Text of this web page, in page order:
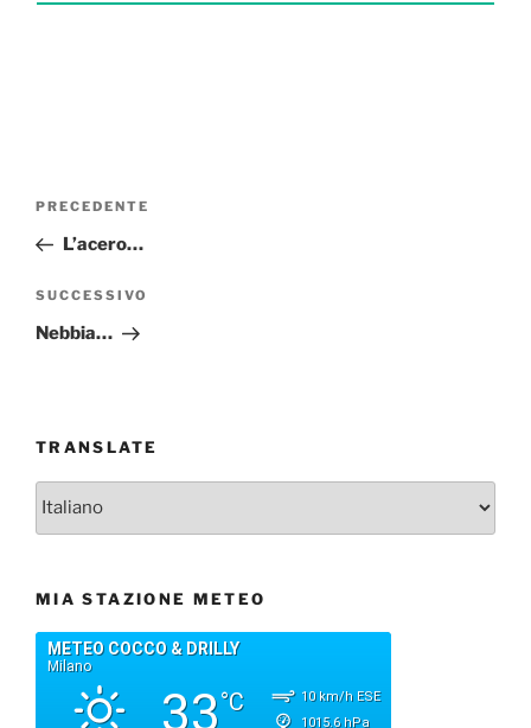
Navigazione
Articolo
precedente:
PRECEDENTE
L’acero…
Articolo
successivo
SUCCESSIVO
Nebbia…
TRANSLATE
MIA STAZIONE METEO